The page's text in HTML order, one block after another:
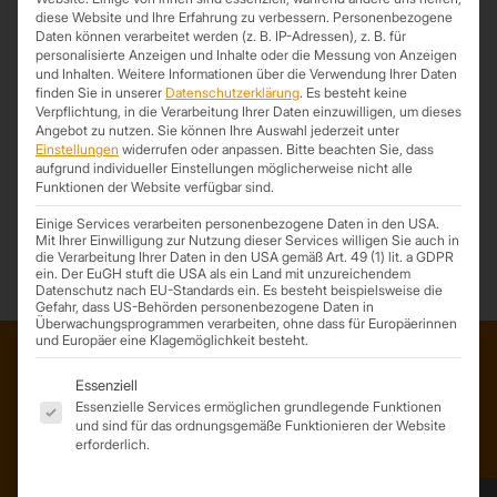
Photovoltaik – Anlagen
2. Oktober 2023
Neben der Dämmung Ihrer Gebäude können Sie diese auch gleich
mit einer Photovoltaik - Anlage
ADRESSE
Trapezprofile Deutschland
ist ein Geschäftsbereich der
diese Website und Ihre Erfahrung zu verbessern. Personenbezogene
Daten können verarbeitet werden (z. B. IP-Adressen), z. B. für
personalisierte Anzeigen und Inhalte oder die Messung von Anzeigen
und Inhalten. Weitere Informationen über die Verwendung Ihrer Daten
finden Sie in unserer Datenschutzerklärung. Es besteht keine
Verpflichtung, in die Verarbeitung Ihrer Daten einzuwilligen, um dieses
Angebot zu nutzen. Sie können Ihre Auswahl jederzeit unter
Einstellungen widerrufen oder anpassen. Bitte beachten Sie, dass
aufgrund individueller Einstellungen möglicherweise nicht alle
Funktionen der Website verfügbar sind.
Einige Services verarbeiten personenbezogene Daten in den USA.
Mit Ihrer Einwilligung zur Nutzung dieser Services willigen Sie auch in
die Verarbeitung Ihrer Daten in den USA gemäß Art. 49 (1) lit. a GDPR
ein. Der EuGH stuft die USA als ein Land mit unzureichendem
Datenschutz nach EU-Standards ein. Es besteht beispielsweise die
Gefahr, dass US-Behörden personenbezogene Daten in
Überwachungsprogrammen verarbeiten, ohne dass für Europäerinnen
und Europäer eine Klagemöglichkeit besteht.
Es folgt eine Liste der Service-Gruppen, für die eine
Essenziell
Essenzielle Services ermöglichen grundlegende Funktionen
und sind für das ordnungsgemäße Funktionieren der Website
erforderlich.